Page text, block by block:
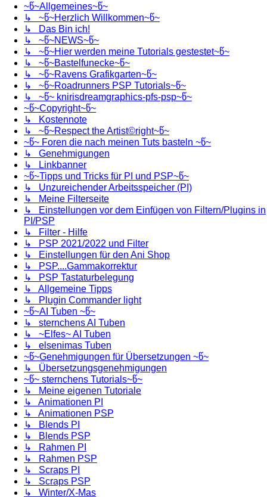
~წ~Allgemeines~წ~
↳ ~წ~Herzlich Willkommen~წ~
↳ Das Bin ich!
↳ ~წ~NEWS~წ~
↳ ~წ~Hier werden meine Tutorials gestestet~წ~
↳ ~წ~Bastelfunecke~წ~
↳ ~წ~Ravens Grafikgarten~წ~
↳ ~წ~Roadrunners PSP Tutorials~წ~
↳ ~წ~ knirisdreamgraphics-pfs-psp~წ~
~წ~Copyright~წ~
↳ Kostennote
↳ ~წ~Respect the Artist©right~წ~
~წ~ Foren die nach meinen Tuts basteln ~წ~
↳ Genehmigungen
↳ Linkbanner
~წ~Tipps und Tricks für PI und PSP~წ~
↳ Unzureichender Arbeitsspeicher (PI)
↳ Meine Filterseite
↳ Einstellungen vor dem Einfügen von Filtern/Plugins in
PI/PSP
↳ Filter - Hilfe
↳ PSP 2021/2022 und Filter
↳ Einstellungen für den Ani Shop
↳ PSP....Gammakorrektur
↳ PSP Tastaturbelegung
↳ Allgemeine Tipps
↳ Plugin Commander light
~წ~AI Tuben ~წ~
↳ sternchens AI Tuben
↳ ~Elfes~ AI Tuben
↳ elsenimas Tuben
~წ~Genehmigungen für Übersetzungen ~წ~
↳ Übersetzungsgenehmigungen
~წ~ sternchens Tutorials~წ~
↳ Meine eigenen Tutoriale
↳ Animationen PI
↳ Animationen PSP
↳ Blends PI
↳ Blends PSP
↳ Rahmen PI
↳ Rahmen PSP
↳ Scraps PI
↳ Scraps PSP
↳ Winter/X-Mas